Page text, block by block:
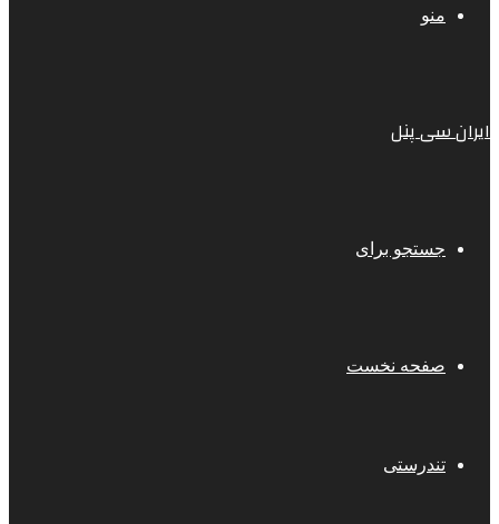
منو
ایران سی پنل
جستجو برای
صفحه نخست
تندرستی